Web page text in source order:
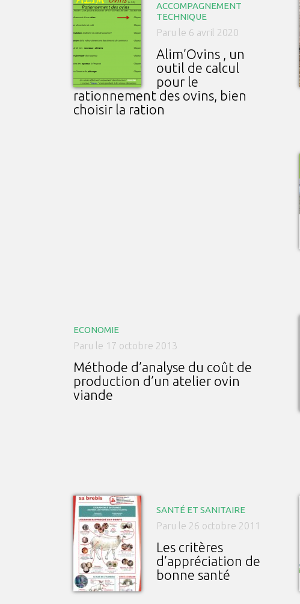
ACCOMPAGNEMENT
TECHNIQUE
Paru le 6 avril 2020
Alim’Ovins , un
outil de calcul
pour le
rationnement des ovins, bien
choisir la ration
ECONOMIE
Paru le 17 octobre 2013
Méthode d’analyse du coût de
production d’un atelier ovin
viande
SANTÉ ET SANITAIRE
Paru le 26 octobre 2011
Les critères
d’appréciation de
bonne santé